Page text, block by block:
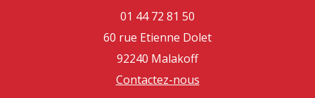
01 44 72 81 50
60 rue Etienne Dolet
92240 Malakoff
Contactez-nous